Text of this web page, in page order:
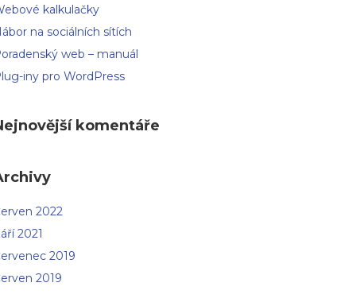
kalkulačky
na sociálních sítích
web – manuál
iny pro WordPress
komentáře
2022
2021
2019
2019